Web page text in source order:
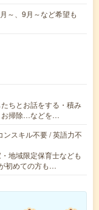
～、9月～など希望も
ちとお話をする・積み
お掃除…などを…
ンスキル不要 / 英語力不
地域限定保育士なども
初めての方も…